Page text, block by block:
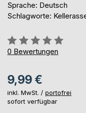
Sprache: Deutsch
Schlagworte:
Bewertung::
0%
0 Bewertungen
9,99 €
inkl. MwSt. / portofrei
sofort verfügbar